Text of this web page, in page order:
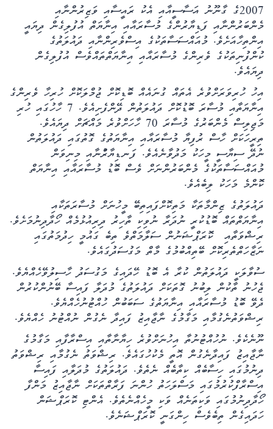
ހީރަސްތަރި2007ގެ ގާނޫނު އަސާސީއާއި އެކު ރައީސާއި ވަޒިރުންނާއި
މެންބަރުންނާއި ފަޑިޔާރުންގެ މުސާރައާއި އިނާޔަތް އުފުލިގެން ދިޔައީ
އިންތިހާއަށެވެ. މުއައްސަސާތަކުގެ އިސްވެރިންނާއި ދައުލަތުގެ
ކުންފުނިތަކުގެ ވެރިންގެ މުސާރައާއި އިނާޔަތްތައްވެސް އުފުލިގެން
ދިޔައެވެ.
އިހު ހުރިވަރަށްވުރެ އެތައް ގުނައެއް ބޮޑިކޮށް ޖުމްލަކޮށް ހުރިހާ ވެރިންގެ
އިނާޔަތާއި މުސާރަ ބޮޑުކޮށް ދައުލަތުން ދޭންފެށިއެވެ. 7 ހާހުގައި ހުރި
މަޖިލިސް މެންބަރުގެ މުސާރަ 70 ހާހަށްވުރެ މައްޗަށް ދިޔައެވެ.
ތިރީހަކަށް ހާސް ރުފިޔާ މުސާރައާއި އިނާޔަތުގެ ގޮތުގައި ދައުލަތުން
ނުދޭ ސިޔާސީ މީހަކު މަދުވާނެއެވެ. ފަނޑިޔާރުްނާއި މިނިވަން
މުއައްސަސާތަކުގެ މެންބަރުންނަށް ވެސް ބޮޑު މުސާރައާއި އިނާޔަތް
ކޮންމެ މަހަކު ލިބެއެވެ.
ދައުލަތުގެ ޒިންމާތަކާ މަތިކޮށްފައިތިބޭ މީހުނަށް މުސާރަތަކާއި
އިނާޔަތްތައް ބޮޑުކުރީ ނުދަރާ ނުވިކި ތާހިރު ދިރިއުޅުމެއް ހޯދާދިނުމަށެވެ.
ރިޝްވަތާއި ކޮރަޕްޝަނުން ސަލާމަތްވެ ތިބެ ގައުމީ ހިދުމަތުގައި
ނަޒާހަތްތެރިކޮށް ބޭތިއްބުމުގެ މާތް މަގުސަދުގައެވެ.
ސުވާލަކީ ދައުލަތުން ކުރާ އެ ބޮޑު ހޭދައިގެ މަގުސަދު ހާސިލުވޭހެއްޔެވެ.
ޖެހުނު ތާކުން ލިބުނު ގޮތަކަށް ދައުލަތުގެ މުދަލާ ފައިސާ ބޭނުންކުރުން
ދެވޭ ބޮޑު މުސާރައާއި އިނާޔަތުގެ ސަބަބުން ހުއްޓުނުހެއްޔެވެ.
ރިޝްވަތުނެގުމާއި މަގާމުގެ ނާޖާއިޒު ފައިދާ ނެގުން ނުއްޓުނު ހެއްޔެވެ.
ނޫނެކެވެ. ނުހުއްޓުނުތާ އިހުނަށްވުރެ ހިޔާނާތާއި އިސްރާފާއި މަގާމުގެ
ނާޖާއިޒު ފައިދާނެގުން އޮތީ މެކުހުގައެވެ. ރިޝްވަތު ނެގުމާއި ރިޝްވަތު
ދިނުމުގައި ހިސާބެއް ކިތާބެއް ނެތެވެ. ދައުލަތުގެ މުދަލާއި ފައިސާ
އިސްރާފްކުރުމުގައި މަސްލަހަތު ހުންނަ ފަރާތްތަކަށް ނާޖާއިޒު މަންފާ
ހޯދާދިނުމުގައި ވަކިތަނެއް ވަކި މީހެއްނެތެވެ. އެންޓި ކޮރަޕްޝަން
ހަދައިގެން ތިބެވެސް ހިންގަނީ ކޮރަޕްޝަނެވެ.